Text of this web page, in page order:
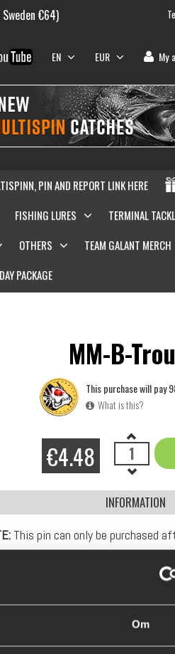
Om
€64)
EN EUR My
PIN AND REPORT LINK HERE
FISHING LURES TERMINAL
OTHERS TEAM GALANT MERCH
PACKAGE
MM-B-
This purchase will pay
What is this?
€4.48
INFORMATION
This pin can only be purchased
upon submitting a
pin in metal, approximately
SHOW MORE